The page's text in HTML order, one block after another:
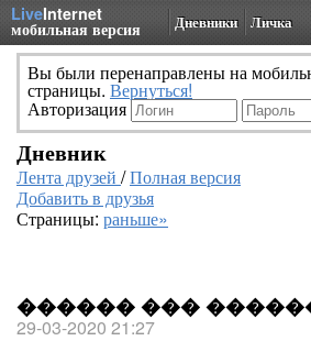
LiveInternet
мобильная версия Дневники Личка
Вы были перенаправлены на
страницы. Вернуться!
Авторизация
Дневник
Лента друзей /Полная версия
Добавить в друзья
Страницы: раньше»
������ ���
29-03-2020 21:27